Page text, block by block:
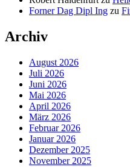
Forner Dag Dipl Ing zu
Archiv
August 2026
Juli 2026
Juni 2026
Mai 2026
April 2026
März 2026
Februar 2026
Januar 2026
Dezember 2025
November 2025